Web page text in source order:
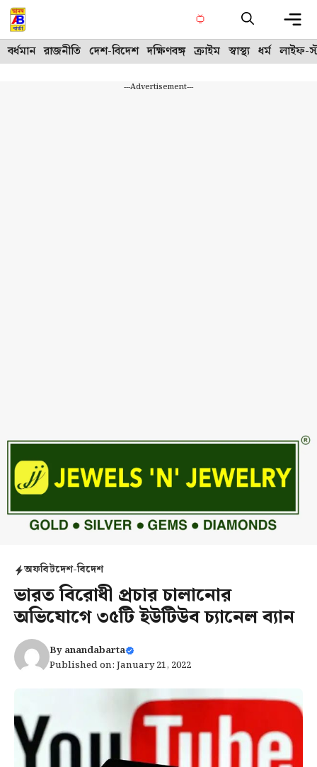
Skip
to
content
বর্ধমান রাজনীতি দেশ-বিদেশ দক্ষিণবঙ্গ ক্রাইম স্বাস্থ্য ধর্ম লাইফ-
---Advertisement---
অফবিটদেশ-বিদেশ
ভারত বিরোধী প্রচার চালানোর
অভিযোগে ৩৫টি ইউটিউব চ্যানেল ব্যান
Byanandabarta
Published on: January 21, 2022